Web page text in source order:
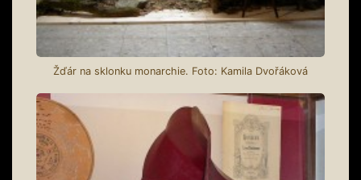
Žďár na sklonku monarchie. Foto: Kamila Dvořáková